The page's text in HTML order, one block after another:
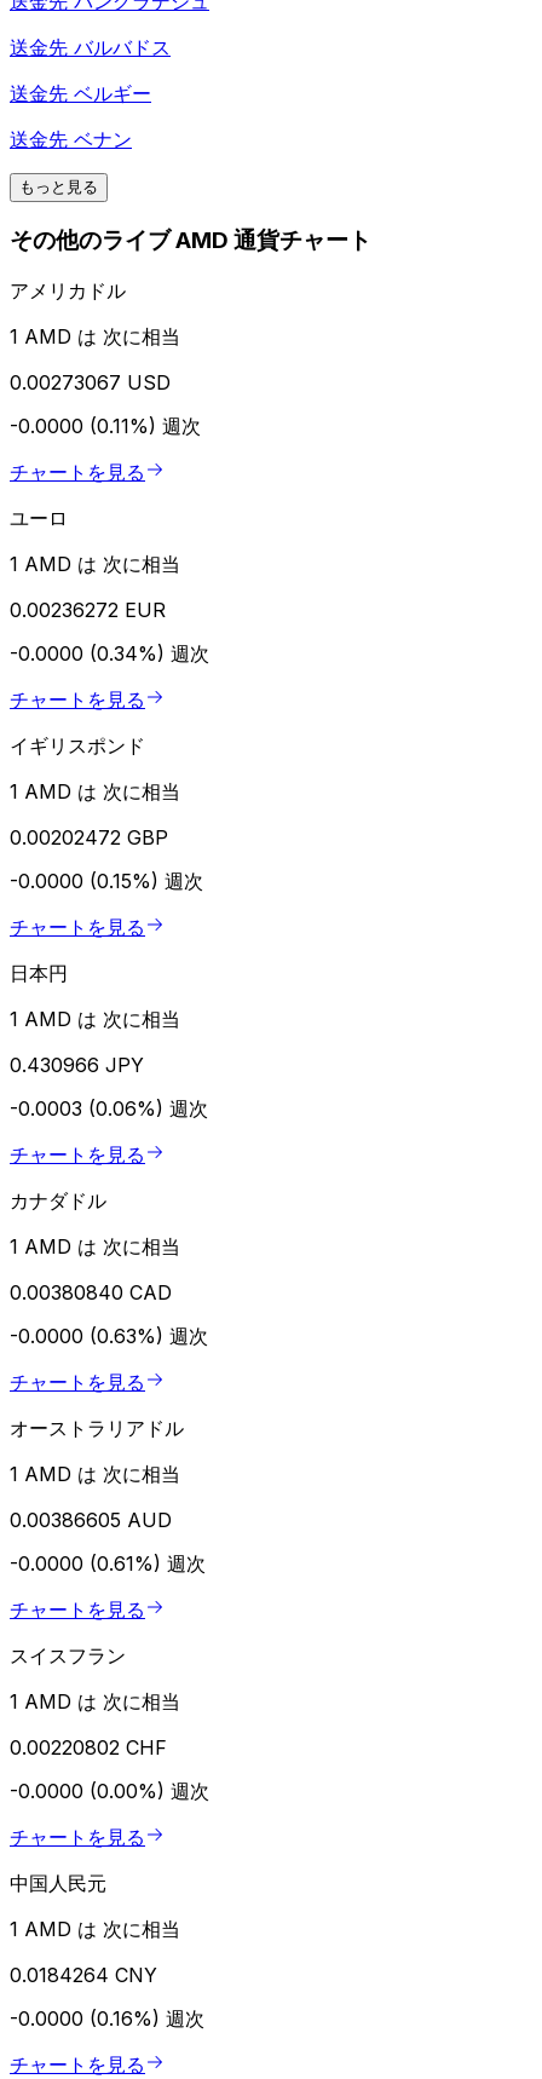
送金先 バルバドス
送金先 ベルギー
送金先 ベナン
もっと見る
その他のライブ AMD 通貨チャート
アメリカドル
1 AMD は 次に相当
0.00273067 USD
-0.0000 (0.11%) 週次
チャートを見る
ユーロ
1 AMD は 次に相当
0.00236272 EUR
-0.0000 (0.34%) 週次
チャートを見る
イギリスポンド
1 AMD は 次に相当
0.00202472 GBP
-0.0000 (0.15%) 週次
チャートを見る
日本円
1 AMD は 次に相当
0.430966 JPY
-0.0003 (0.06%) 週次
チャートを見る
カナダドル
1 AMD は 次に相当
0.00380840 CAD
-0.0000 (0.63%) 週次
チャートを見る
オーストラリアドル
1 AMD は 次に相当
0.00386605 AUD
-0.0000 (0.61%) 週次
チャートを見る
スイスフラン
1 AMD は 次に相当
0.00220802 CHF
-0.0000 (0.00%) 週次
チャートを見る
中国人民元
1 AMD は 次に相当
0.0184264 CNY
-0.0000 (0.16%) 週次
チャートを見る